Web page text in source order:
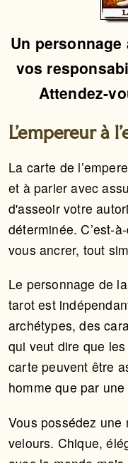
Un
vos
Attendez-
L’empereur à
La carte de
et à parler avec
d'asseoir votre
déterminée. C’est-
vous ancrer, tout
Le personnage de
tarot est
archétypes, des
qui veut dire que
carte peuvent être
homme que par
Vous possédez une
velours. Chique,